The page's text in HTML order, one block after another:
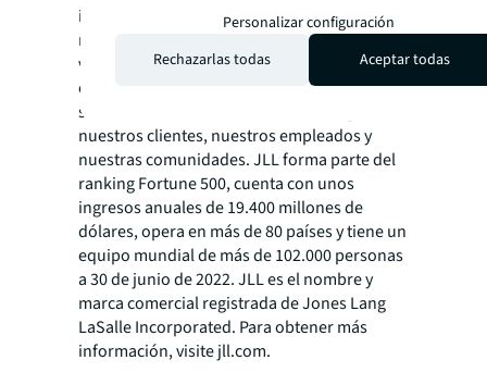
inmobiliario para lograr un mundo mejor
mediante el uso de la tecnología más
vanguardista para crear oportunidades
enriquecedoras, espacios increíbles y
soluciones inmobiliarias sostenibles para
nuestros clientes, nuestros empleados y
nuestras comunidades. JLL forma parte del
ranking Fortune 500, cuenta con unos
ingresos anuales de 19.400 millones de
dólares, opera en más de 80 países y tiene un
equipo mundial de más de 102.000 personas
a 30 de junio de 2022. JLL es el nombre y
marca comercial registrada de Jones Lang
LaSalle Incorporated. Para obtener más
información, visite jll.com.
Personalizar configuración
Rechazarlas todas
Aceptar todas